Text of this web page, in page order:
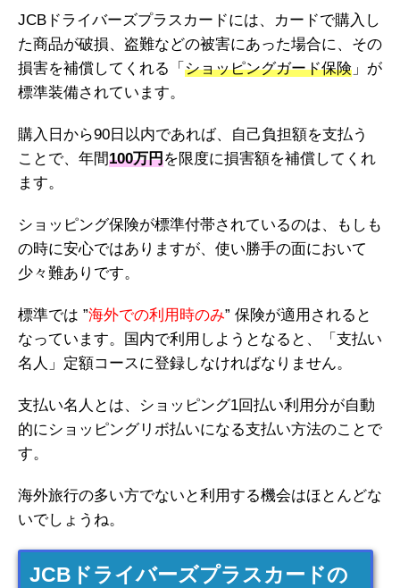
JCBドライバーズプラスカードには、カードで購入し
た商品が破損、盗難などの被害にあった場合に、その
損害を補償してくれる「 ショッピングガード保険 」が
標準装備されています。
購入日から90日以内であれば、自己負担額を支払う
ことで、年間100万円を限度に損害額を補償してくれ
ます。
ショッピング保険が標準付帯されているのは、もしも
の時に安心ではありますが、使い勝手の面において
少々難ありです。
標準では ”海外での利用時のみ” 保険が適用されると
なっています。国内で利用しようとなると、「支払い
名人」定額コースに登録しなければなりません。
支払い名人とは、ショッピング1回払い利用分が自動
的にショッピングリボ払いになる支払い方法のことで
す。
海外旅行の多い方でないと利用する機会はほとんどな
いでしょうね。
JCBドライバーズプラスカードの